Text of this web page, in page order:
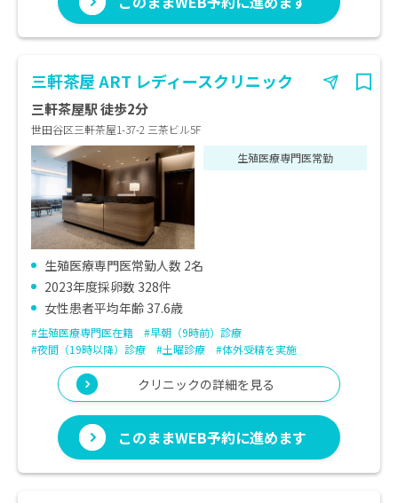
三軒茶屋 ART レディースクリニック
三軒茶屋駅 徒歩2分
世田谷区三軒茶屋1-37-2 三茶ビル5F
生殖医療専門医常勤
生殖医療専門医常勤人数 2名
2023年度採卵数 328件
女性患者平均年齢 37.6歳
#生殖医療専門医在籍
#早朝（9時前）診療
#夜間（19時以降）診療
#土曜診療 #体外受精を実施
クリニックの詳細を見る
このままWEB予約に進めます